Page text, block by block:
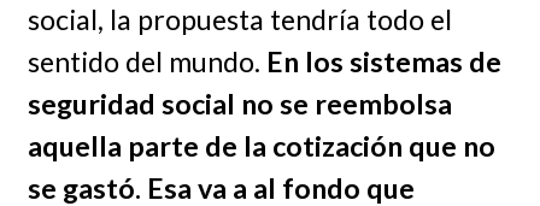
social, la propuesta tendría todo el
sentido del mundo. En los sistemas de
seguridad social no se reembolsa
aquella parte de la cotización que no
se gastó. Esa va a al fondo que